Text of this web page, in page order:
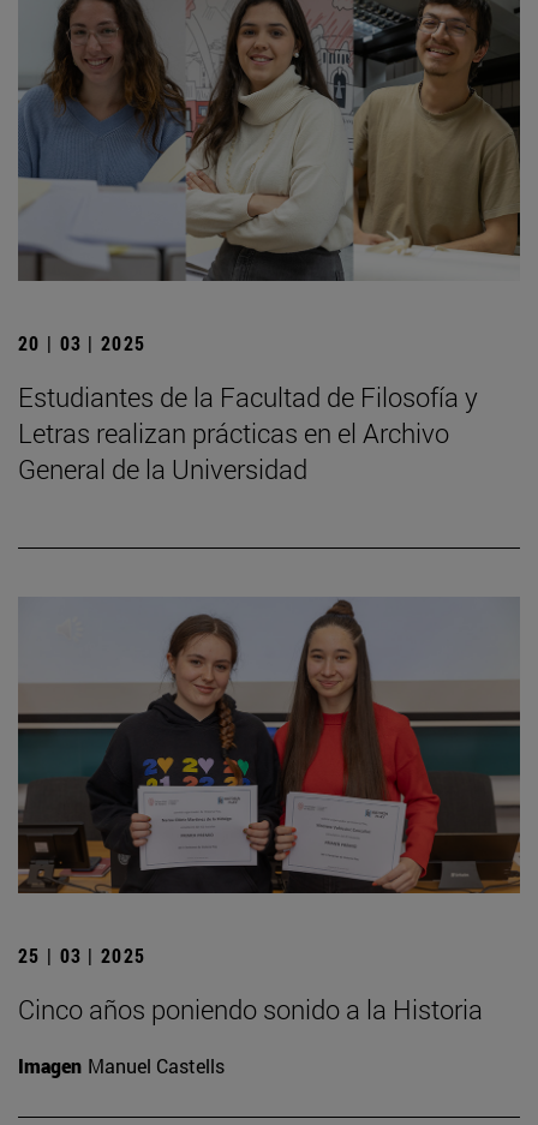
20 | 03 | 2025
Estudiantes de la Facultad de Filosofía y
Letras realizan prácticas en el Archivo
General de la Universidad
25 | 03 | 2025
Cinco años poniendo sonido a la Historia
Imagen Manuel Castells